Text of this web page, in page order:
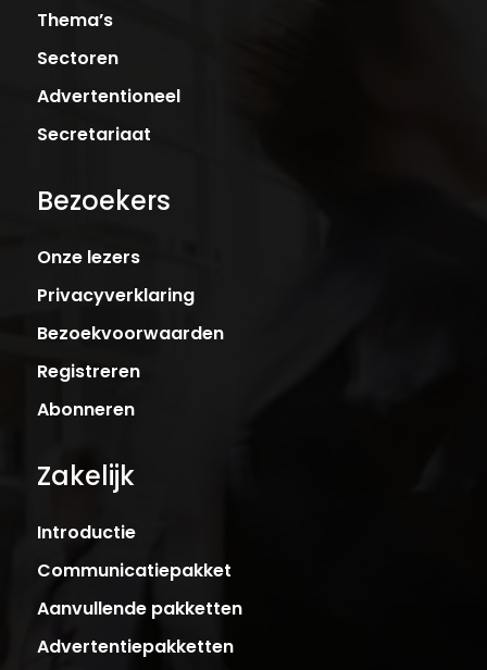
Thema’s
Sectoren
Advertentioneel
Secretariaat
Bezoekers
Onze lezers
Privacyverklaring
Bezoekvoorwaarden
Registreren
Abonneren
Zakelijk
Introductie
Communicatiepakket
Aanvullende pakketten
Advertentiepakketten